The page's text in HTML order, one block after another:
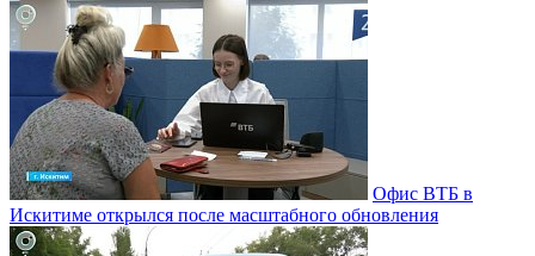
Офис ВТБ в
Искитиме открылся после масштабного обновления